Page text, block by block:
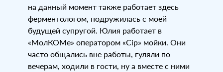
на данный момент также работает здесь
ферментологом, подружилась с моей
будущей супругой. Юлия работает в
«МолКОМе» оператором «Cip» мойки. Они
часто общались вне работы, гуляли по
вечерам, ходили в гости, ну а вместе с ними